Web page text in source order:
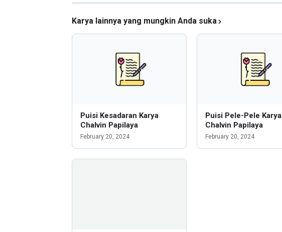
Karya lainnya yang mungkin Anda suka
Puisi Kesadaran Karya
Chalvin Papilaya
February 20, 2024
Puisi Pele-Pele Karya
Chalvin Papilaya
February 20, 2024